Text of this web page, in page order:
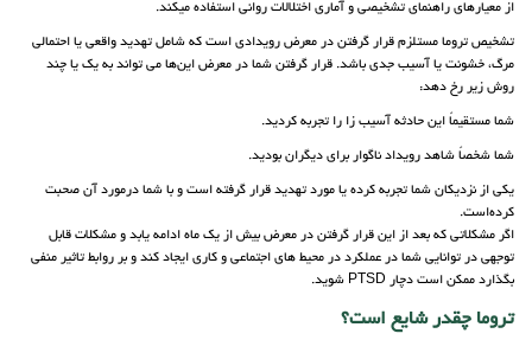
از معیارهای راهنمای تشخیصی و آماری اختلالات روانی استفاده می‎کند.
تشخیص تروما مستلزم قرار گرفتن در معرض رویدادی است که شامل تهدید واقعی یا احتمالی
مرگ، خشونت یا آسیب جدی باشد. قرار گرفتن شما در معرض این‌ها می تواند به یک یا چند
روش زیر رخ دهد:
شما مستقیماً این حادثه آسیب زا را تجربه کردید.
شما شخصاً شاهد رویداد ناگوار برای دیگران بودید.
یکی از نزدیکان شما تجربه کرده یا مورد تهدید قرار گرفته است و با شما درمورد آن صحبت
کرده‌است.
اگر مشکلاتی که بعد از این قرار گرفتن در معرض بیش از یک ماه ادامه یابد و مشکلات قابل
توجهی در توانایی شما در عملکرد در محیط های اجتماعی و کاری ایجاد کند و بر روابط تاثیر منفی
بگذارد ممکن است دچار PTSD شوید.
تروما چقدر شایع است؟